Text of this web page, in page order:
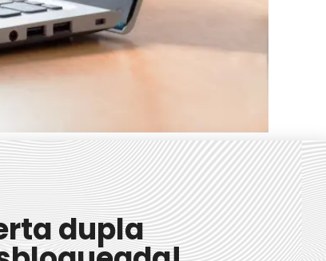
para evitar problemas legais.
dupla